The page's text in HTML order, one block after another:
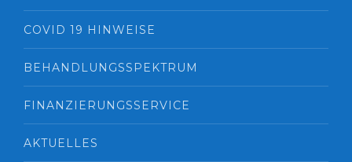
COVID 19 HINWEISE
BEHANDLUNGSSPEKTRUM
FINANZIERUNGSSERVICE
AKTUELLES